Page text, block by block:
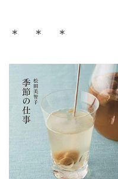
＊ ＊ ＊